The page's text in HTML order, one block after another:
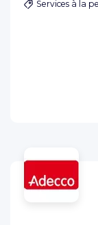
Services à la